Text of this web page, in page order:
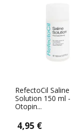
RefectoCil Saline
Solution 150 ml -
Otopin...
4,95 €